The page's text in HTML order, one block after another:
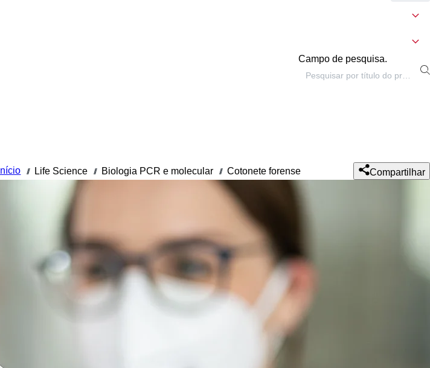
Campo de pesquisa.
Início /// Life Science /// Biologia PCR e molecular /// Cotonete forense Compartilhar